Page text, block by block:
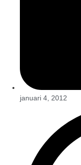
januari 4, 2012